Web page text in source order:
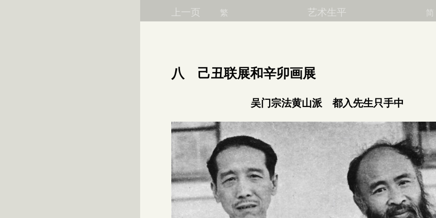
上一页 繁 艺术生平 简
八 己丑联展和辛卯画展
吴门宗法黄山派 都入先生只手中